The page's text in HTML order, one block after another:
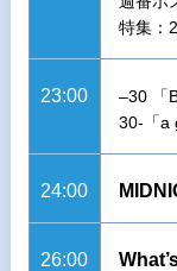
特集：
23:00
–30 「
30-「a
24:00
26:00